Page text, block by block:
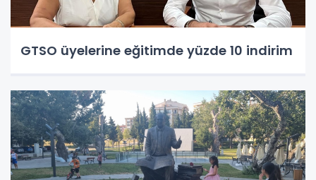
GTSO üyelerine eğitimde yüzde 10 indirim